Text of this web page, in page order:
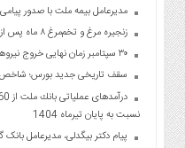
مدیرعامل بیمه ملت با صدور
زنجیره مرغ و تخم‌مرغ ۸ ماه پس از شوک ارزی به تعادل رسید
۳۰ سپتامبر زمان نهایی خروج نیروهای آمریکا از عراق است
سقف تاریخی جدید بورس؛ شاخص کل از ۵.۵ میلیون
نسبت به پایان تیرماه 1404
پیام دکتر بیگدلی، مدیرعامل